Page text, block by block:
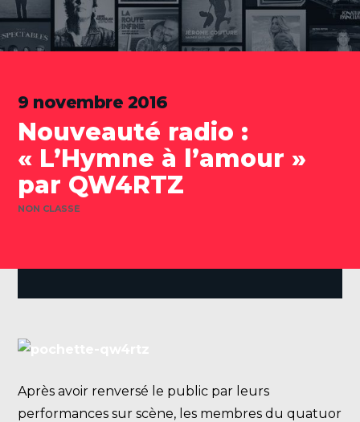
9 novembre 2016
Nouveauté radio :
« L’Hymne à l’amour »
par QW4RTZ
CATÉGORIES
NON CLASSÉ
Après avoir renversé le public par leurs
performances sur scène, les membres du quatuor